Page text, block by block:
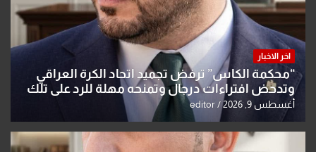
اخر الاخبار
“محكمة الكاس” ترفض تجميد اتحاد الكرة العراقي
وتدحض افتراءات درجال وتمنحه مهلة للرد على تلك
الشكوى
أغسطس 9, 2026 editor